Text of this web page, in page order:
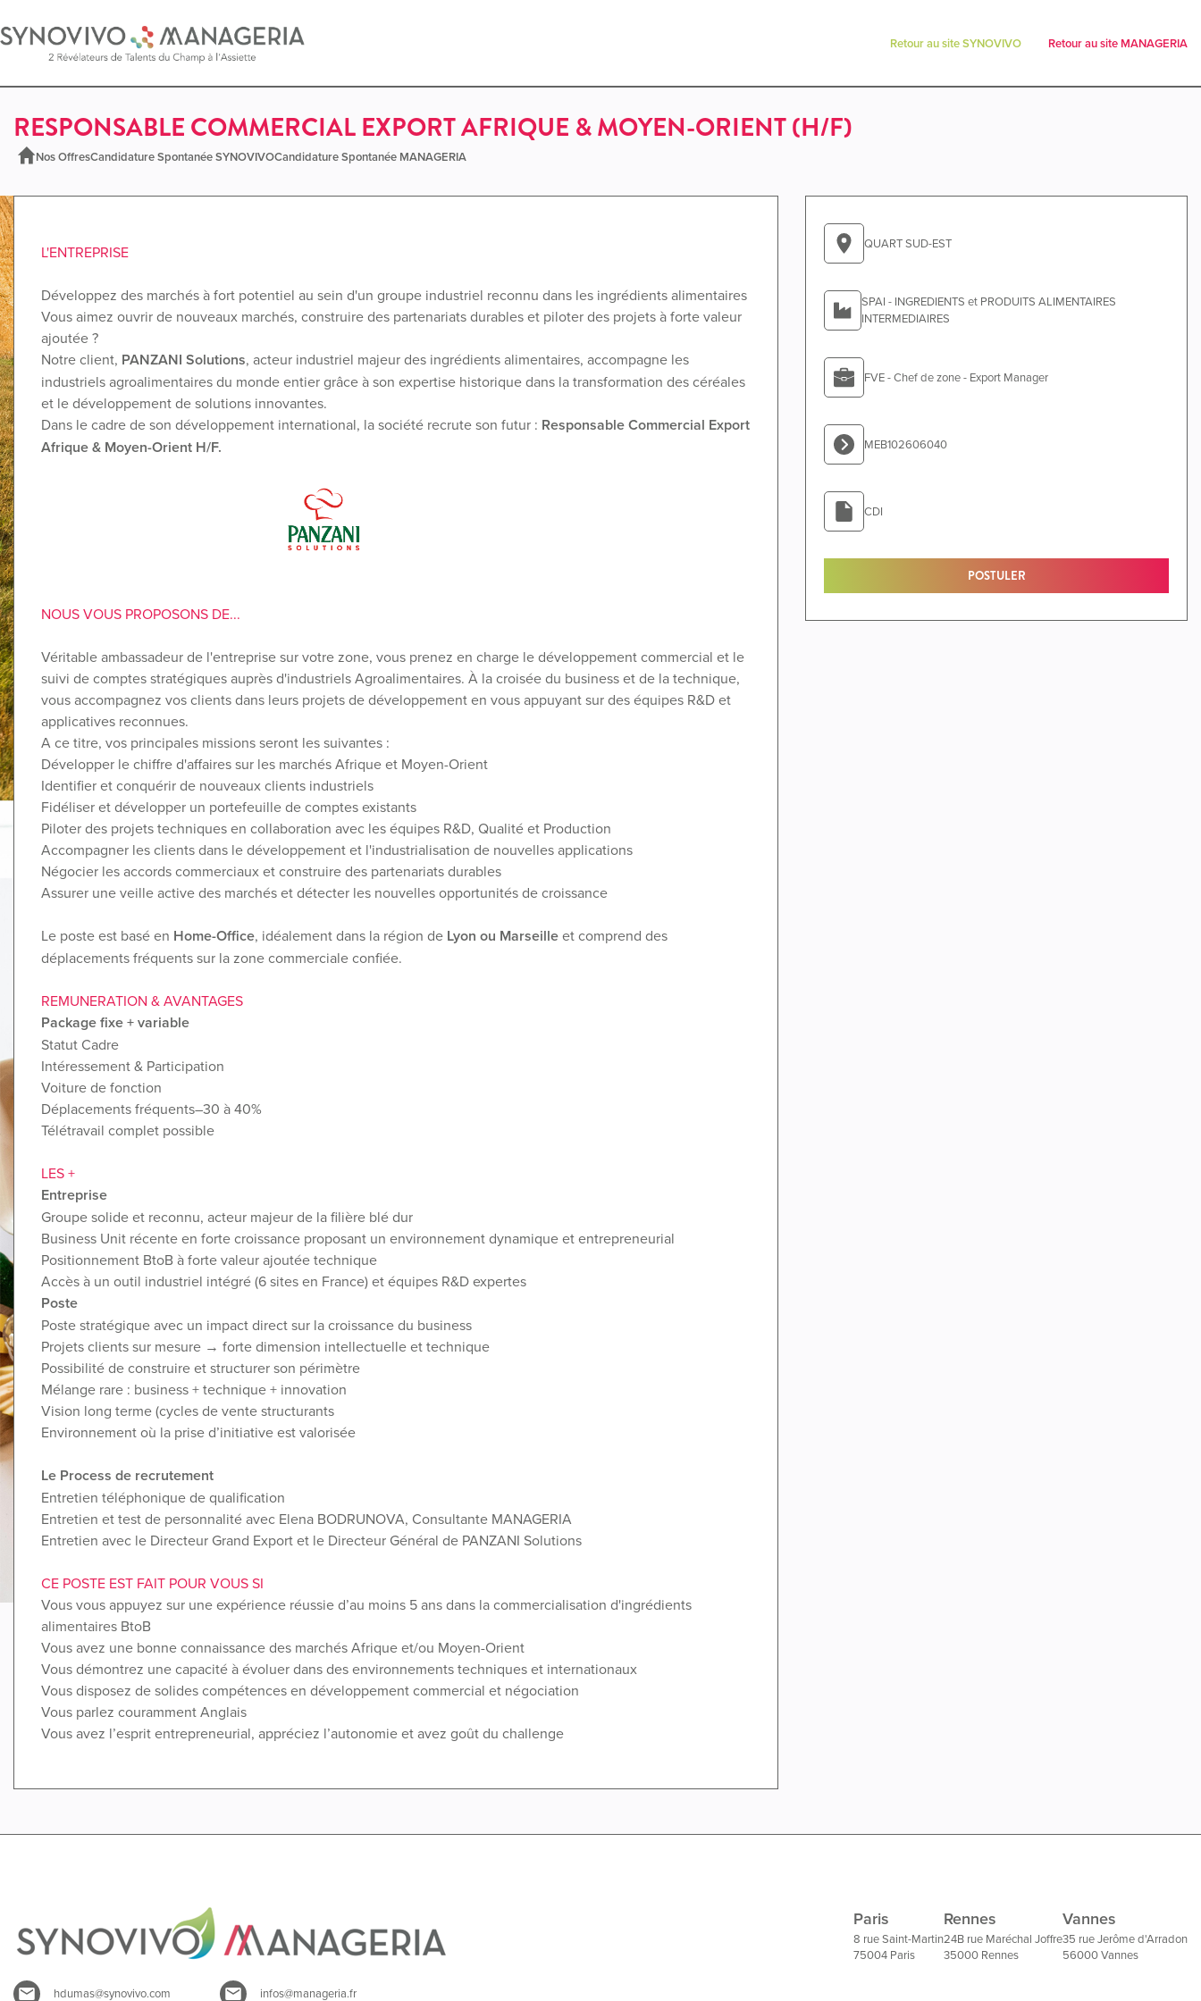
Retour au site SYNOVIVO Retour au site MANAGERIA
RESPONSABLE COMMERCIAL EXPORT AFRIQUE & MOYEN-ORIENT (H/F)
Nos OffresCandidature Spontanée SYNOVIVOCandidature Spontanée MANAGERIA
L'ENTREPRISE
Développez des marchés à fort potentiel au sein d'un groupe industriel reconnu dans les ingrédients alimentaires
Vous aimez ouvrir de nouveaux marchés, construire des partenariats durables et piloter des projets à forte valeur
ajoutée ?
Notre client, PANZANI Solutions, acteur industriel majeur des ingrédients alimentaires, accompagne les
industriels agroalimentaires du monde entier grâce à son expertise historique dans la transformation des céréales
et le développement de solutions innovantes.
Dans le cadre de son développement international, la société recrute son futur : Responsable Commercial Export
Afrique & Moyen-Orient H/F.
NOUS VOUS PROPOSONS DE...
Véritable ambassadeur de l'entreprise sur votre zone, vous prenez en charge le développement commercial et le
suivi de comptes stratégiques auprès d'industriels Agroalimentaires. À la croisée du business et de la technique,
vous accompagnez vos clients dans leurs projets de développement en vous appuyant sur des équipes R&D et
applicatives reconnues.
A ce titre, vos principales missions seront les suivantes :
Développer le chiffre d'affaires sur les marchés Afrique et Moyen-Orient
Identifier et conquérir de nouveaux clients industriels
Fidéliser et développer un portefeuille de comptes existants
Piloter des projets techniques en collaboration avec les équipes R&D, Qualité et Production
Accompagner les clients dans le développement et l'industrialisation de nouvelles applications
Négocier les accords commerciaux et construire des partenariats durables
Assurer une veille active des marchés et détecter les nouvelles opportunités de croissance
Le poste est basé en Home-Office, idéalement dans la région de Lyon ou Marseilleet comprend des
déplacements fréquents sur la zone commerciale confiée.
REMUNERATION & AVANTAGES
Package fixe + variable
Statut Cadre
Intéressement & Participation
Voiture de fonction
Déplacements fréquents–30 à 40%
Télétravail complet possible
LES +
Entreprise
Groupe solide et reconnu, acteur majeur de la filière blé dur
Business Unit récente en forte croissance proposant un environnement dynamique et entrepreneurial
Positionnement BtoB à forte valeur ajoutée technique
Accès à un outil industriel intégré (6 sites en France) et équipes R&D expertes
Poste
Poste stratégique avec un impact direct sur la croissance du business
Projets clients sur mesure → forte dimension intellectuelle et technique
Possibilité de construire et structurer son périmètre
Mélange rare : business + technique + innovation
Vision long terme (cycles de vente structurants
Environnement où la prise d’initiative est valorisée
Le Process de recrutement
Entretien téléphonique de qualification
Entretien et test de personnalité avec Elena BODRUNOVA, Consultante MANAGERIA
Entretien avec le Directeur Grand Export et le Directeur Général de PANZANI Solutions
CE POSTE EST FAIT POUR VOUS SI
Vous vous appuyez sur une expérience réussie d’au moins 5 ans dans la commercialisation d'ingrédients
alimentaires BtoB
Vous avez une bonne connaissance des marchés Afrique et/ou Moyen-Orient
Vous démontrez une capacité à évoluer dans des environnements techniques et internationaux
Vous disposez de solides compétences en développement commercial et négociation
Vous parlez couramment Anglais
Vous avez l’esprit entrepreneurial, appréciez l’autonomie et avez goût du challenge
QUART SUD-EST
SPAI - INGREDIENTS et PRODUITS ALIMENTAIRES
INTERMEDIAIRES
FVE - Chef de zone - Export Manager
MEB102606040
CDI
POSTULER
hdumas@synovivo.com infos@manageria.fr
Paris
8 rue Saint-Martin
75004 Paris
Rennes
24B rue Maréchal Joffre
35000 Rennes
Vannes
35 rue Jerôme d'Arradon
56000 Vannes